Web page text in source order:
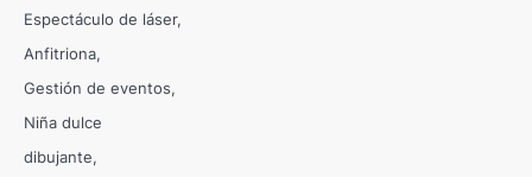
Espectáculo de láser
Anfitriona
Gestión de eventos
Niña dulce
dibujante